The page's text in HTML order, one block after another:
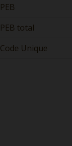
PEB
PEB total
Code Unique